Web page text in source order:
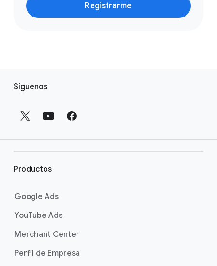
Registrarme
e
Síguenos
Productos
Google Ads
YouTube Ads
Merchant Center
Perfil de Empresa